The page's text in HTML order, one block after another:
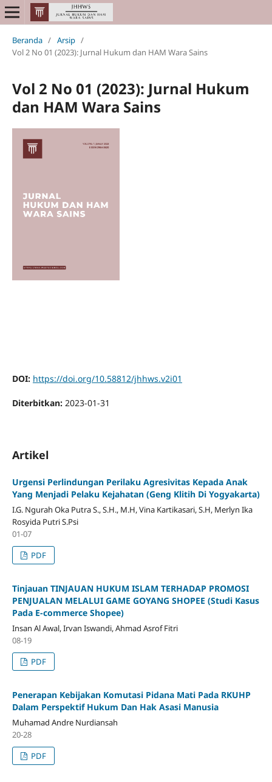
Beranda / Arsip /
Vol 2 No 01 (2023): Jurnal Hukum dan HAM Wara Sains
Vol 2 No 01 (2023): Jurnal Hukum
dan HAM Wara Sains
DOI: https://doi.org/10.58812/jhhws.v2i01
Diterbitkan: 2023-01-31
Artikel
Urgensi Perlindungan Perilaku Agresivitas Kepada Anak
Yang Menjadi Pelaku Kejahatan (Geng Klitih Di Yogyakarta)
I.G. Ngurah Oka Putra S., S.H., M.H, Vina Kartikasari, S.H, Merlyn Ika
Rosyida Putri S.Psi
01-07
PDF
Tinjauan TINJAUAN HUKUM ISLAM TERHADAP PROMOSI
PENJUALAN MELALUI GAME GOYANG SHOPEE (Studi Kasus
Pada E-commerce Shopee)
Insan Al Awal, Irvan Iswandi, Ahmad Asrof Fitri
08-19
PDF
Penerapan Kebijakan Komutasi Pidana Mati Pada RKUHP
Dalam Perspektif Hukum Dan Hak Asasi Manusia
Muhamad Andre Nurdiansah
20-28
PDF